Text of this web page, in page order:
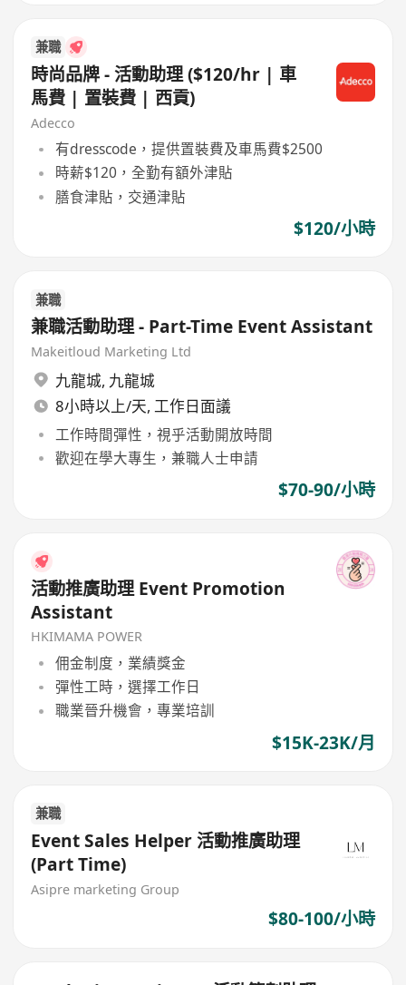
兼職
時尚品牌 - 活動助理 ($120/hr | 車
馬費 | 置裝費 | 西貢)
Adecco
有dresscode，提供置裝費及車馬費$2500
時薪$120，全勤有額外津貼
膳食津貼，交通津貼
$120/小時
兼職
兼職活動助理 - Part-Time Event Assistant
Makeitloud Marketing Ltd
九龍城, 九龍城
8小時以上/天, 工作日面議
工作時間彈性，視乎活動開放時間
歡迎在學大專生，兼職人士申請
$70-90/小時
活動推廣助理 Event Promotion
Assistant
HKIMAMA POWER
佣金制度，業績獎金
彈性工時，選擇工作日
職業晉升機會，專業培訓
$15K-23K/月
兼職
Event Sales Helper 活動推廣助理
(Part Time)
Asipre marketing Group
$80-100/小時